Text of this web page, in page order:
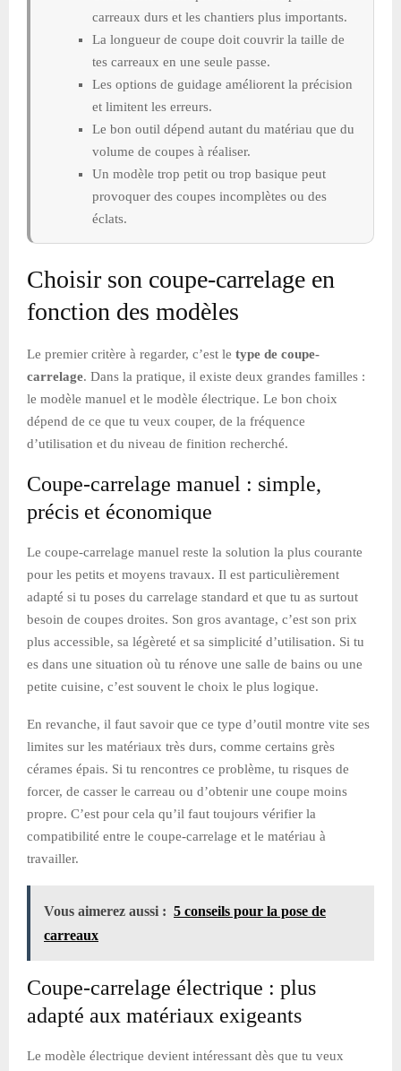
carreaux durs et les chantiers plus importants.
La longueur de coupe doit couvrir la taille de
tes carreaux en une seule passe.
Les options de guidage améliorent la précision
et limitent les erreurs.
Le bon outil dépend autant du matériau que du
volume de coupes à réaliser.
Un modèle trop petit ou trop basique peut
provoquer des coupes incomplètes ou des
éclats.
Choisir son coupe-carrelage en
fonction des modèles
Le premier critère à regarder, c’est le type de coupe-
carrelage. Dans la pratique, il existe deux grandes familles :
le modèle manuel et le modèle électrique. Le bon choix
dépend de ce que tu veux couper, de la fréquence
d’utilisation et du niveau de finition recherché.
Coupe-carrelage manuel : simple,
précis et économique
Le coupe-carrelage manuel reste la solution la plus courante
pour les petits et moyens travaux. Il est particulièrement
adapté si tu poses du carrelage standard et que tu as surtout
besoin de coupes droites. Son gros avantage, c’est son prix
plus accessible, sa légèreté et sa simplicité d’utilisation. Si tu
es dans une situation où tu rénove une salle de bains ou une
petite cuisine, c’est souvent le choix le plus logique.
En revanche, il faut savoir que ce type d’outil montre vite ses
limites sur les matériaux très durs, comme certains grès
cérames épais. Si tu rencontres ce problème, tu risques de
forcer, de casser le carreau ou d’obtenir une coupe moins
propre. C’est pour cela qu’il faut toujours vérifier la
compatibilité entre le coupe-carrelage et le matériau à
travailler.
Vous aimerez aussi : 5 conseils pour la pose de
carreaux
Coupe-carrelage électrique : plus
adapté aux matériaux exigeants
Le modèle électrique devient intéressant dès que tu veux